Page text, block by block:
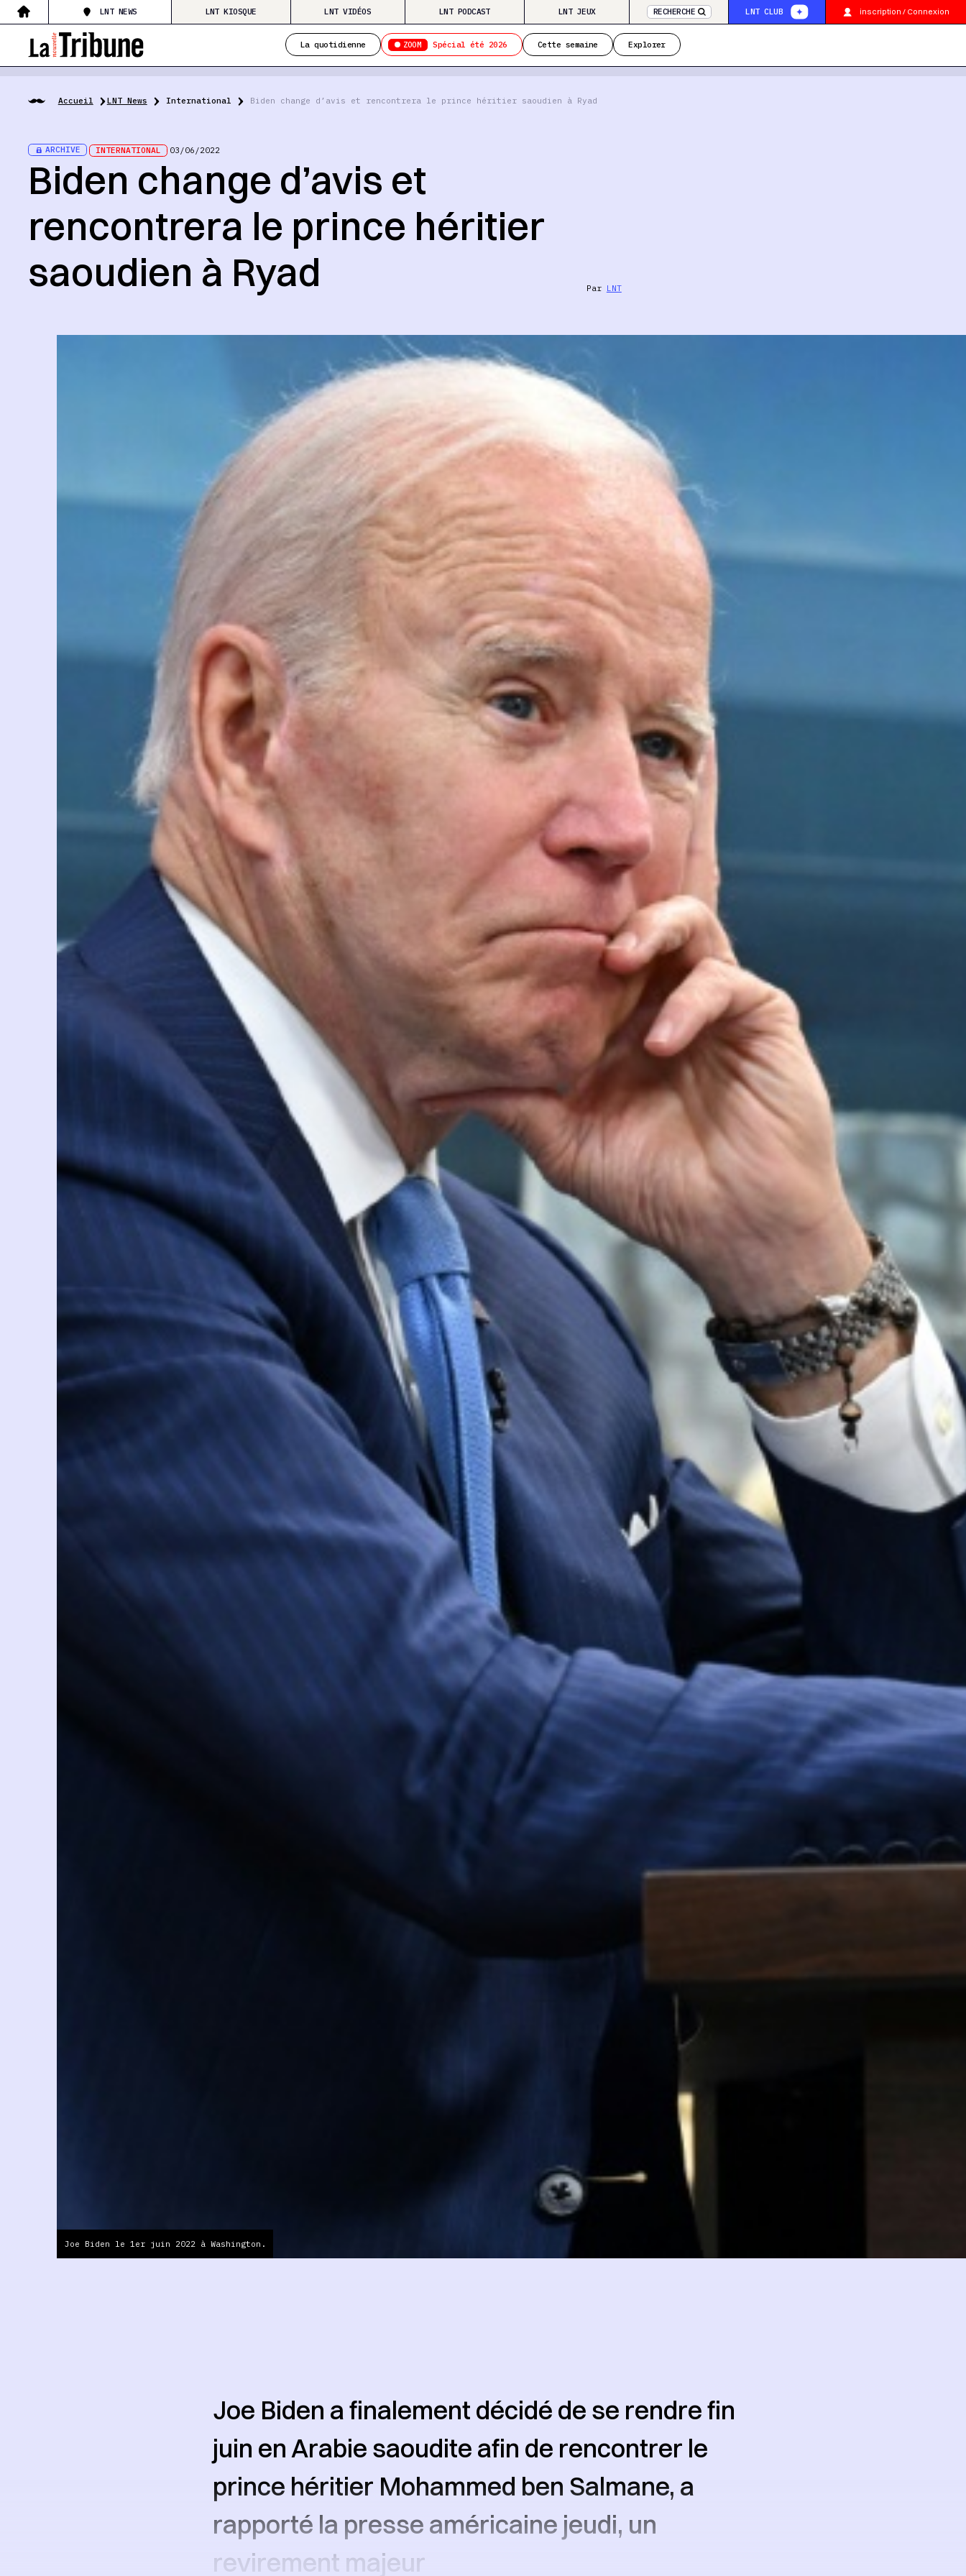
LNT NEWS LNT KIOSQUE LNT VIDÉOS LNT PODCAST LNT JEUX RECHERCHE LNT CLUB inscription / Connexion
La quotidienne ZOOM Spécial été 2026 Cette semaine Explorer
Accueil LNT News International Biden change d’avis et rencontrera le prince héritier saoudien à Ryad
ARCHIVE INTERNATIONAL 03/06/2022
Biden change d’avis et
rencontrera le prince héritier
saoudien à Ryad
Par LNT
Joe Biden le 1er juin 2022 à Washington.
Joe Biden a finalement décidé de se rendre fin
juin en Arabie saoudite afin de rencontrer le
prince héritier Mohammed ben Salmane, a
rapporté la presse américaine jeudi, un
revirement majeur